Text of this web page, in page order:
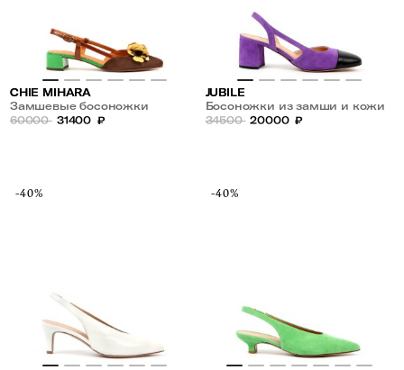
CHIE MIHARA
Замшевые босоножки
60000 31400 ₽
JUBILE
Босоножки из замши и кожи
34500 20000 ₽
-40% -40%